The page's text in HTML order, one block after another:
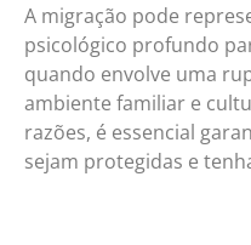
A migração pode
psicológico profundo
quando envolve uma
ambiente familiar e
razões, é essencial
sejam protegidas e